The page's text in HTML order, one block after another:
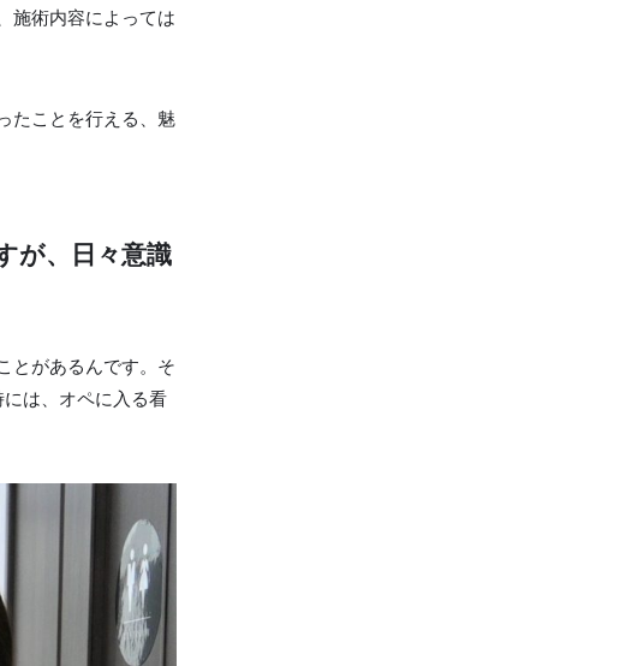
施術内容によっては
たことを行える、魅
が、日々意識
とがあるんです。そ
は、オペに入る看